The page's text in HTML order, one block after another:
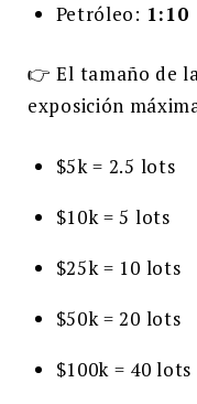
Petróleo: 1:10
👉 El tamaño de
exposición
$5k = 2.5 lots
$10k = 5 lots
$25k = 10 lots
$50k = 20 lots
$100k = 40 lots